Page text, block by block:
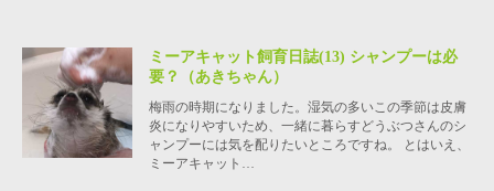
ミーアキャット飼育日誌(13) シャンプーは必
要？（あきちゃん）
梅雨の時期になりました。湿気の多いこの季節は皮膚
炎になりやすいため、一緒に暮らすどうぶつさんのシ
ャンプーには気を配りたいところですね。 とはいえ、
ミーアキャット…